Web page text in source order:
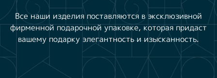
Все наши изделия поставляются в эксклюзивной
фирменной подарочной упаковке, которая придаст
вашему подарку элегантность и изысканность.